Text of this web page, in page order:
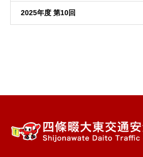
2025年度 第10回